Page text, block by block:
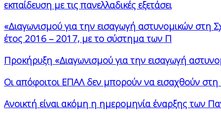
εκπαίδευση με τις πανελλαδικές εξετάσει
«Διαγωνισμού για την εισαγωγή αστυνομικών στη
έτος 2016 – 2017, με το σύστημα των Π
Προκήρυξη «Διαγωνισμού για την εισαγωγή
Οι απόφοιτοι ΕΠΑΛ δεν μπορούν να εισαχθούν
Ανοικτή είναι ακόμη η ημερομηνία έναρξης των